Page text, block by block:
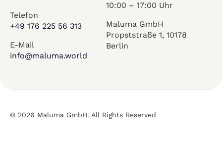
Telefon
+49 176 225 56 313
E-Mail
info@maluma.world
10:00 – 17:00 Uhr
Maluma GmbH
Propststraße 1, 10178
Berlin
© 2026 Maluma GmbH. All Rights Reserved